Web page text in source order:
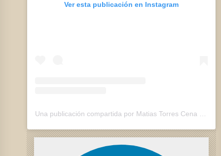
Ver esta publicación en Instagram